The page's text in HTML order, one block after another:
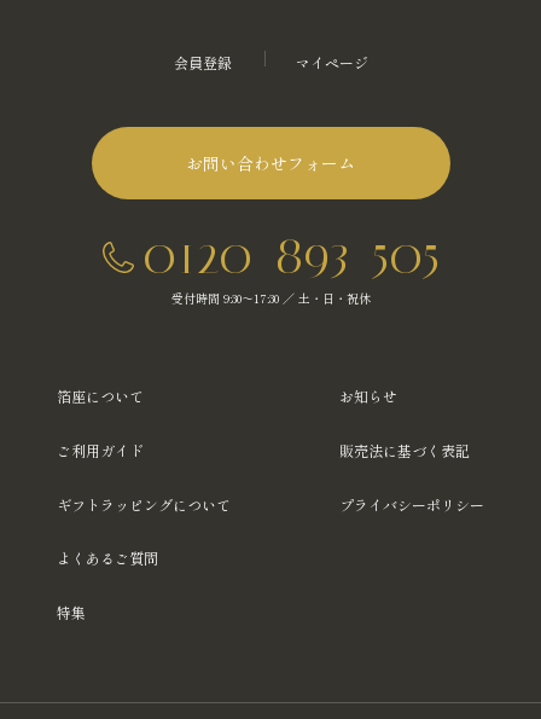
会員登録 マイページ
お問い合わせフォーム
0120-893-505
受付時間 9:30～17:30 ／ 土・日・祝休
箔座について
ご利用ガイド
ギフトラッピングについて
よくあるご質問
特集
お知らせ
販売法に基づく表記
プライバシーポリシー